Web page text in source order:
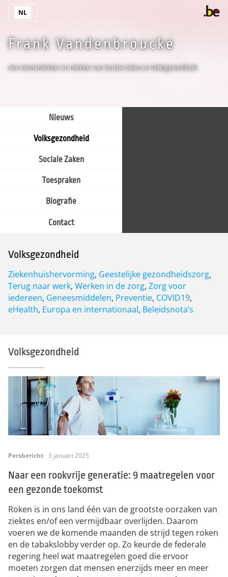
Overslaan en naar de inhoud gaan
NL
Frank Vandenbroucke
vice-eersteminister en minister van Sociale Zaken en Volksgezondheid
Nieuws
Volksgezondheid
Sociale Zaken
Toespraken
Biografie
Contact
Volksgezondheid
Ziekenhuishervorming, Geestelijke gezondheidszorg,
Terug naar werk, Werken in de zorg, Zorg voor
iedereen, Geneesmiddelen, Preventie, COVID19,
eHealth, Europa en internationaal, Beleidsnota’s
Volksgezondheid
Persbericht 3 januari 2025
Naar een rookvrije generatie: 9 maatregelen voor
een gezonde toekomst
Roken is in ons land één van de grootste oorzaken van
ziektes en/of een vermijdbaar overlijden. Daarom
voeren we de komende maanden de strijd tegen roken
en de tabakslobby verder op. Zo keurde de federale
regering heel wat maatregelen goed die ervoor
moeten zorgen dat mensen enerzijds meer en meer